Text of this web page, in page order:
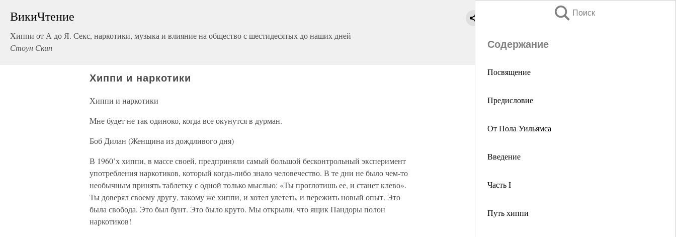
ВикиЧтение
Хиппи от А до Я. Секс, наркотики, музыка и влияние на общество с шестидесятых до наших дней
Стоун Скип
Поиск
Содержание
Посвящение
Предисловие
От Пола Уильямса
Введение
Часть I
Путь хиппи
Хиппи и наркотики
Хиппи и наркотики
Мне будет не так одиноко, когда все окунутся в дурман.
Боб Дилан (Женщина из дождливого дня)
В 1960’х хиппи, в массе своей, предприняли самый большой бесконтрольный эксперимент
употребления наркотиков, который когда-либо знало человечество. В те дни не было чем-то
необычным принять таблетку с одной только мыслью: «Ты проглотишь ее, и станет клево».
Ты доверял своему другу, такому же хиппи, и хотел улететь, и пережить новый опыт. Это
была свобода. Это был бунт. Это было круто. Мы открыли, что ящик Пандоры полон
наркотиков!